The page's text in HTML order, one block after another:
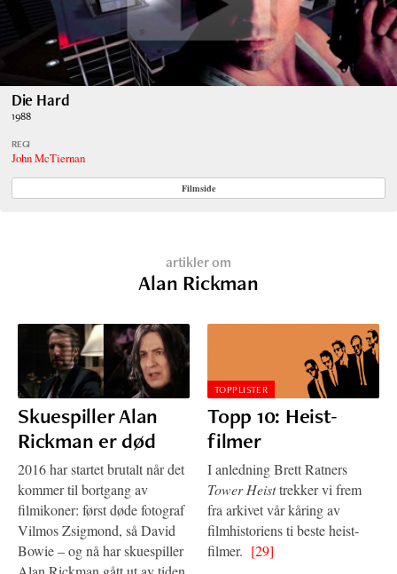
Die Hard
1988
REGI
John McTiernan
Filmside
artikler om
Alan Rickman
Skuespiller Alan
Rickman er død
2016 har startet brutalt når det
kommer til bortgang av
filmikoner: først døde fotograf
Vilmos Zsigmond, så David
Bowie – og nå har skuespiller
TOPPLISTER
Topp 10: Heist-
filmer
I anledning Brett Ratners
Tower Heisttrekker vi frem
fra arkivet vår kåring av
filmhistoriens ti beste heist-
filmer. [29]